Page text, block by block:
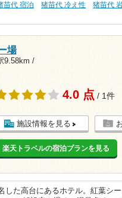
苗代 宿泊 猪苗代 冷え性 猪苗代
場
9.58km /
4.0 点 / 1件
施設情報を見る
楽天トラベルの宿泊プランを見る
した高台にあるホテル。紅葉シ